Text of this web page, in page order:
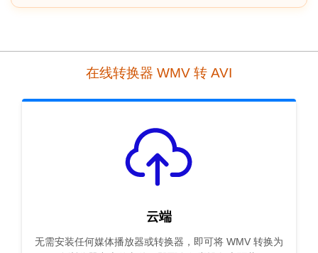
在线转换器 WMV 转 AVI
云端
无需安装任何媒体播放器或转换器，即可将 WMV 转换为